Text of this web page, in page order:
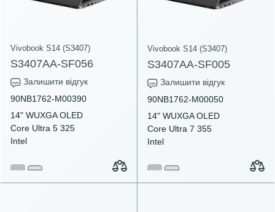
Vivobook S14 (S3407)
S3407AA-SF056
Залишити відгук
90NB1762-M00390
14" WUXGA OLED
Core Ultra 5 325
Intel
Vivobook S14 (S3407)
S3407AA-SF005
Залишити відгук
90NB1762-M00050
14" WUXGA OLED
Core Ultra 7 355
Intel